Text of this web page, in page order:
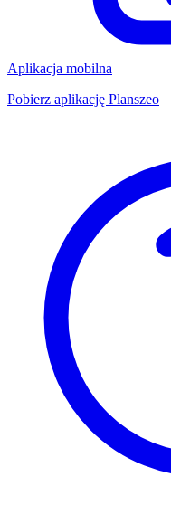
Aplikacja mobilna
Pobierz aplikację Planszeo